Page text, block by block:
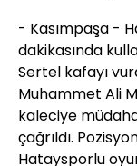
- Kasımpaşa -
dakikasında
Sertel kafayı
Muhammet Ali
kaleciye
çağrıldı.
Hataysporlu